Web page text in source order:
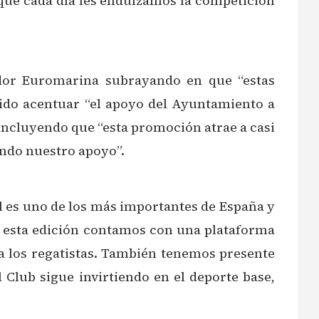
Euromarina subrayando en que “estas
acentuar “el apoyo del Ayuntamiento a
que “esta promoción atrae a casi
nuestro apoyo”.
uno de los más importantes de España y
edición contamos con una plataforma
regatistas. También tenemos presente
sigue invirtiendo en el deporte base,